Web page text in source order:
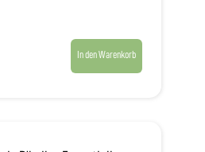
In den Warenkorb